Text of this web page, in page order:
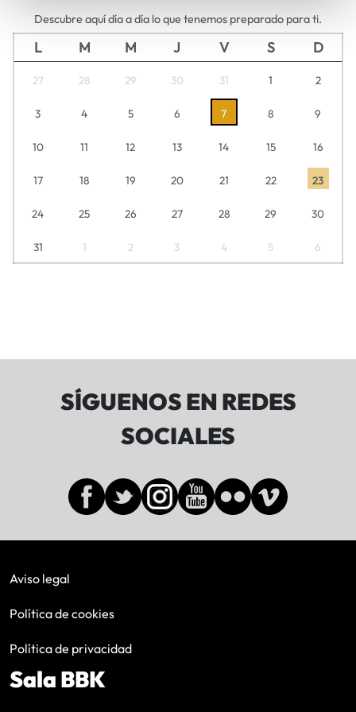
Descubre aquí día a día lo que tenemos preparado para ti.
L M M J V S D
27 28 29 30 31 1 2
3 4 5 6 7 8 9
10 11 12 13 14 15 16
17 18 19 20 21 22 23
24 25 26 27 28 29 30
31 1 2 3 4 5 6
SÍGUENOS EN REDES
SOCIALES
Aviso legal
Política de cookies
Política de privacidad
Sala BBK